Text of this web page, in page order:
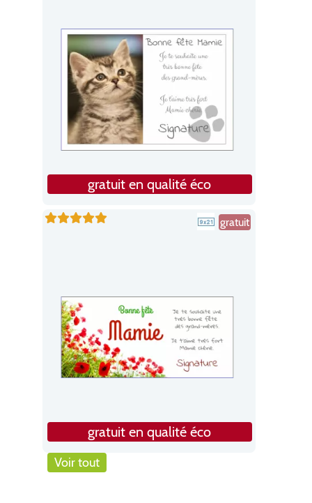
gratuit en qualité éco
gratuit
gratuit en qualité éco
Voir tout